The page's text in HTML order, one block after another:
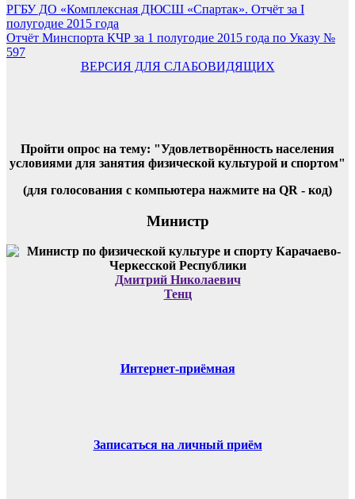
Навигация
по
записям
РГБУ ДО «Комплексная ДЮСШ «Спартак». Отчёт за I
полугодие 2015 года
Отчёт Минспорта КЧР за 1 полугодие 2015 года по Указу №
597
ВЕРСИЯ ДЛЯ СЛАБОВИДЯЩИХ
Пройти опрос на тему: "Удовлетворённость населения
условиями для занятия физической культурой и спортом"
(для голосования с компьютера нажмите на QR - код)
Министр
Дмитрий Николаевич
Тенц
Интернет-приёмная
Записаться на личный приём